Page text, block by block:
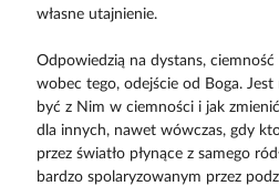
własne utajnienie.
Odpowiedzią na dystans,
wobec tego, odejście od Boga. Jest
być z Nim w ciemności i jak
dla innych, nawet wówczas, gdy
przez światło płynące z samego
bardzo spolaryzowanym przez